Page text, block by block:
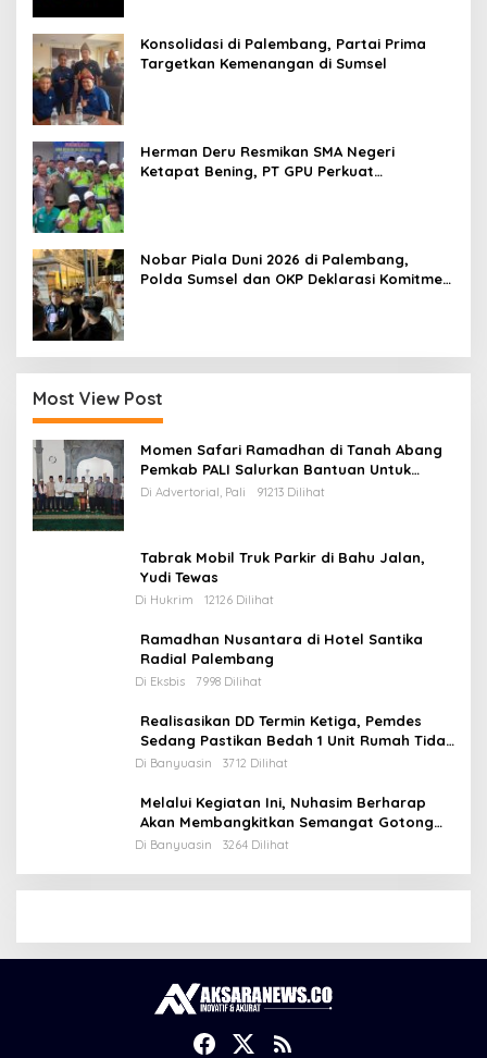
Konsolidasi di Palembang, Partai Prima
Targetkan Kemenangan di Sumsel
Herman Deru Resmikan SMA Negeri
Ketapat Bening, PT GPU Perkuat
Nobar Piala Duni 2026 di Palembang,
Polda Sumsel dan OKP Deklarasi Komitmen
Most View Post
Momen Safari Ramadhan di Tanah Abang
Pemkab PALI Salurkan Bantuan Untuk
Mesjid
Di Advertorial, Pali 91213 Dilihat
Tabrak Mobil Truk Parkir di Bahu Jalan,
Yudi Tewas
Di Hukrim 12126 Dilihat
Ramadhan Nusantara di Hotel Santika
Radial Palembang
Di Eksbis 7998 Dilihat
Realisasikan DD Termin Ketiga, Pemdes
Sedang Pastikan Bedah 1 Unit Rumah Tidak
Layak Huni
Di Banyuasin 3712 Dilihat
Melalui Kegiatan Ini, Nuhasim Berharap
Akan Membangkitkan Semangat Gotong
Royong Masyarakat
Di Banyuasin 3264 Dilihat